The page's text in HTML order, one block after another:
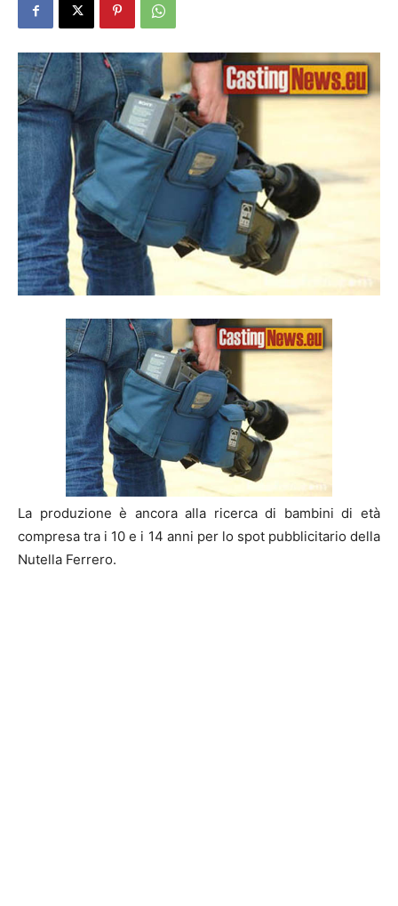
La produzione è ancora alla ricerca di bambini di età
compresa tra i 10 e i 14 anni per lo spot pubblicitario della
Nutella Ferrero.